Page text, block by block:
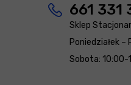
661 331
Sklep
Poniedziałek
Sobota: 10:00-